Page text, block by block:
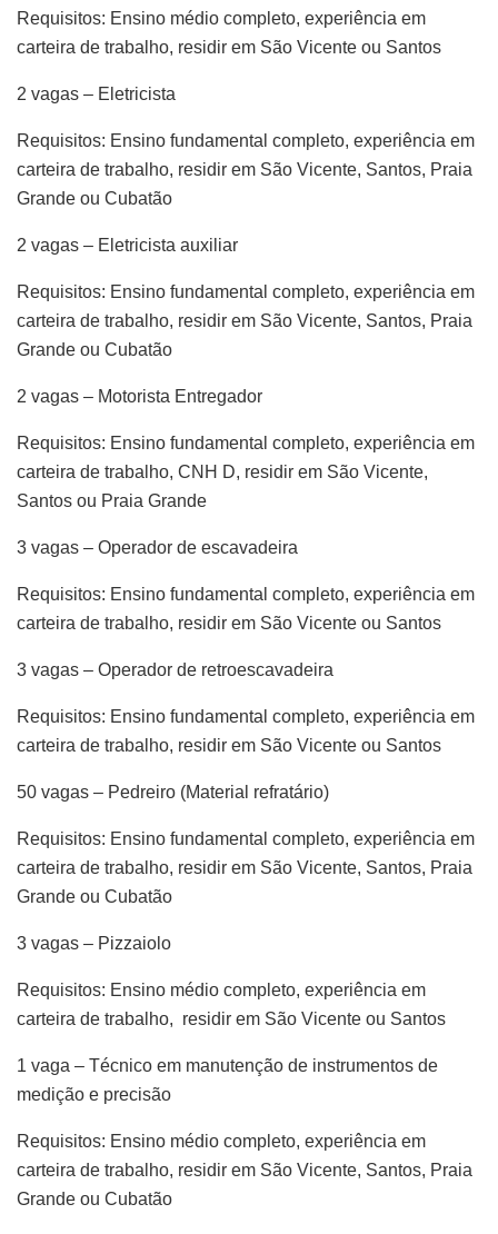
Requisitos: Ensino médio completo, experiência em
carteira de trabalho, residir em São Vicente ou Santos
2 vagas – Eletricista
Requisitos: Ensino fundamental completo, experiência em
carteira de trabalho, residir em São Vicente, Santos, Praia
Grande ou Cubatão
2 vagas – Eletricista auxiliar
Requisitos: Ensino fundamental completo, experiência em
carteira de trabalho, residir em São Vicente, Santos, Praia
Grande ou Cubatão
2 vagas – Motorista Entregador
Requisitos: Ensino fundamental completo, experiência em
carteira de trabalho, CNH D, residir em São Vicente,
Santos ou Praia Grande
3 vagas – Operador de escavadeira
Requisitos: Ensino fundamental completo, experiência em
carteira de trabalho, residir em São Vicente ou Santos
3 vagas – Operador de retroescavadeira
Requisitos: Ensino fundamental completo, experiência em
carteira de trabalho, residir em São Vicente ou Santos
50 vagas – Pedreiro (Material refratário)
Requisitos: Ensino fundamental completo, experiência em
carteira de trabalho, residir em São Vicente, Santos, Praia
Grande ou Cubatão
3 vagas – Pizzaiolo
Requisitos: Ensino médio completo, experiência em
carteira de trabalho, residir em São Vicente ou Santos
1 vaga – Técnico em manutenção de instrumentos de
medição e precisão
Requisitos: Ensino médio completo, experiência em
carteira de trabalho, residir em São Vicente, Santos, Praia
Grande ou Cubatão